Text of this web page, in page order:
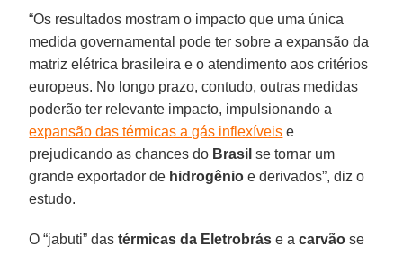
“Os resultados mostram o impacto que uma única
medida governamental pode ter sobre a expansão da
matriz elétrica brasileira e o atendimento aos critérios
europeus. No longo prazo, contudo, outras medidas
poderão ter relevante impacto, impulsionando a
expansão das térmicas a gás inflexíveis e
prejudicando as chances do Brasil se tornar um
grande exportador de hidrogênio e derivados”, diz o
estudo.
O “jabuti” dastérmicas da Eletrobrás e acarvão se